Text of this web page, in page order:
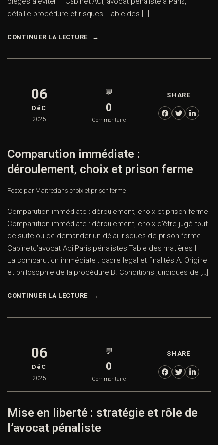
détaille procédure et risques. Table des […]
CONTINUER LA LECTURE
06
DéC
2025
💬
0
Commentaire
SHARE
Comparution immédiate :
déroulement, choix et prison ferme
Posté par Maîtredans choix et prison ferme
Comparution immédiate : déroulement, choix et prison ferme
Comparution immédiate : déroulement, choix d’être jugé tout
de suite ou de demander un délai, risques de prison ferme.
Cabinetd’avocat Aci Paris pénalistes Table des matières I –
La comparution immédiate : cadre légal et finalités A. Origine
et philosophie de la procédure B. Conditions juridiques de […]
CONTINUER LA LECTURE
06
DéC
2025
💬
0
Commentaire
SHARE
Mise en liberté : stratégie et rôle de
l’avocat pénaliste